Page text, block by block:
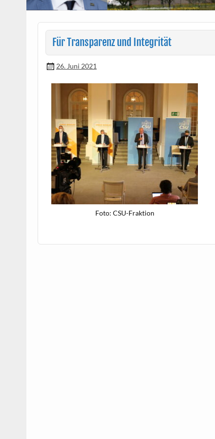
Für Transparenz und Integrität
26. Juni 2021
Foto: CSU-Frak­tion